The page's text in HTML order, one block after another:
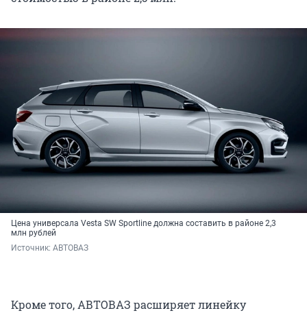
Цена универсала Vesta SW Sportline должна составить в районе 2,3
млн рублей
Источник: АВТОВАЗ
Кроме того, АВТОВАЗ расширяет линейку